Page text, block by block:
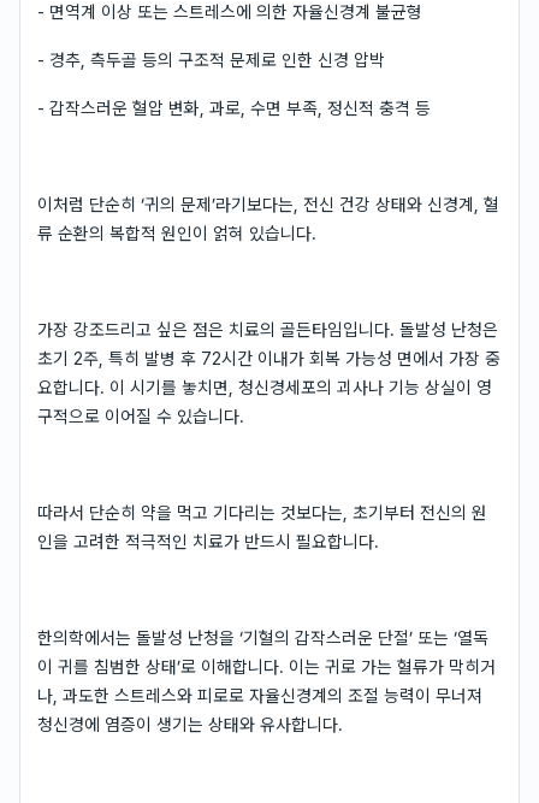
- 면역계 이상 또는 스트레스에 의한 자율신경계 불균형
- 경추, 측두골 등의 구조적 문제로 인한 신경 압박
- 갑작스러운 혈압 변화, 과로, 수면 부족, 정신적 충격 등
이처럼 단순히 ‘귀의 문제’라기보다는, 전신 건강 상태와 신경계, 혈
류 순환의 복합적 원인이 얽혀 있습니다.
가장 강조드리고 싶은 점은 치료의 골든타임입니다. 돌발성 난청은
초기 2주, 특히 발병 후 72시간 이내가 회복 가능성 면에서 가장 중
요합니다. 이 시기를 놓치면, 청신경세포의 괴사나 기능 상실이 영
구적으로 이어질 수 있습니다.
따라서 단순히 약을 먹고 기다리는 것보다는, 초기부터 전신의 원
인을 고려한 적극적인 치료가 반드시 필요합니다.
한의학에서는 돌발성 난청을 ‘기혈의 갑작스러운 단절’ 또는 ‘열독
이 귀를 침범한 상태’로 이해합니다. 이는 귀로 가는 혈류가 막히거
나, 과도한 스트레스와 피로로 자율신경계의 조절 능력이 무너져
청신경에 염증이 생기는 상태와 유사합니다.